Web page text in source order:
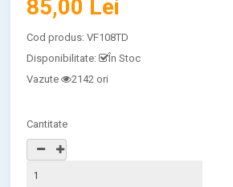
85,00 Lei
Cod produs:VF108TD
Disponibilitate:
În Stoc
Vazute
2142 ori
Cantitate